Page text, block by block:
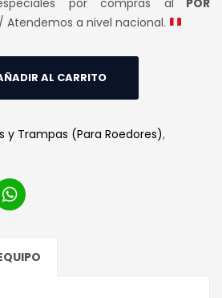
Atendemos a nivel nacional.
AL CARRITO
y Trampas (Para Roedores),